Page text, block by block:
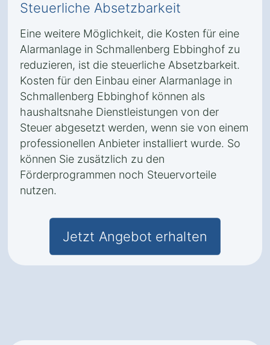
Steuerliche Absetzbarkeit
Eine weitere Möglichkeit, die Kosten für eine
Alarmanlage in Schmallenberg Ebbinghof zu
reduzieren, ist die steuerliche Absetzbarkeit.
Kosten für den Einbau einer Alarmanlage in
Schmallenberg Ebbinghof können als
haushaltsnahe Dienstleistungen von der
Steuer abgesetzt werden, wenn sie von einem
professionellen Anbieter installiert wurde. So
können Sie zusätzlich zu den
Förderprogrammen noch Steuervorteile
nutzen.
Jetzt Angebot erhalten